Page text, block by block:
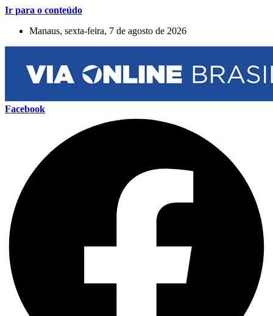
Ir para o conteúdo
Manaus, sexta-feira, 7 de agosto de 2026
Facebook